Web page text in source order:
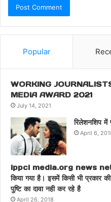
Popular
WORKING
MEDIA AWARD 2021
July 14, 2021
रिलेशनशिप में
April 6,
ippci media.org news
किया गया है। इसमें किसी भी प्रकार
पुष्टि का दावा नही कर रहे है
April 26, 2018